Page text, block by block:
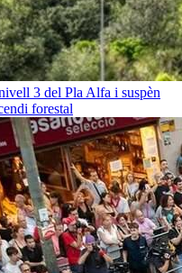
3 del Pla Alfa i suspèn
forestal